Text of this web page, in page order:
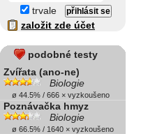
trvale
založit zde účet
podobné testy
Zvířata (ano-ne)
Biologie
ø 44.5% / 666 × vyzkoušeno
Poznávačka hmyz
Biologie
ø 66.5% / 1640 × vyzkoušeno